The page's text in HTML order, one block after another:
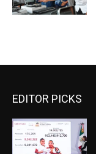
EDITOR PICKS